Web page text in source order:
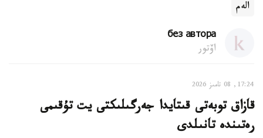
الەم
без автора
اۆتور
17:24, 08 تامىز 2026
قازاق توبەتى قىتايدا جەرگىلىكتى يت تۇقىمى
رەتىندە تانىلدى